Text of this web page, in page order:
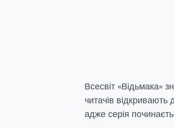
Всесвіт «Відьмака»
читачів
адже серія